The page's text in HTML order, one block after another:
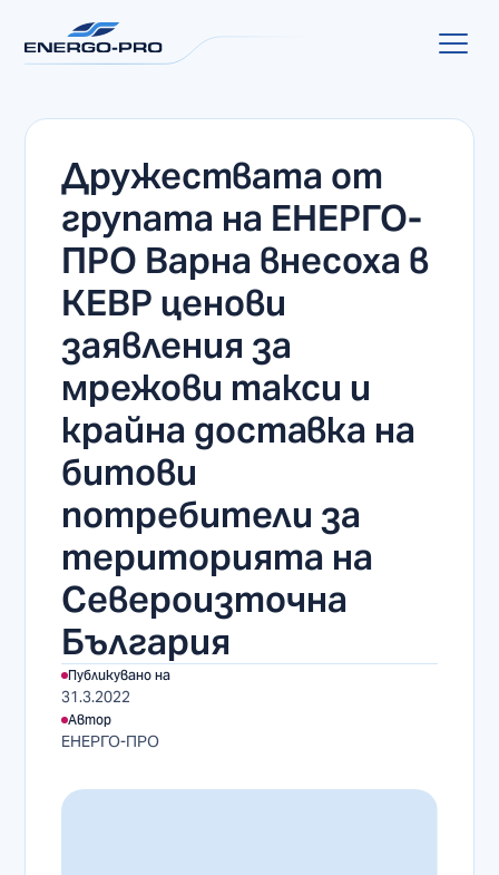
Дружествата от
групата на ЕНЕРГО-
ПРО Варна внесоха в
КЕВР ценови
заявления за
мрежови такси и
крайна доставка на
битови
потребители за
територията на
Североизточна
България
Публикувано на
31.3.2022
Автор
ЕНЕРГО-ПРО